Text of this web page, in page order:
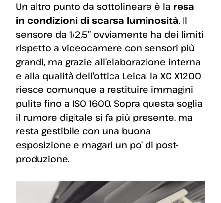
Un altro punto da sottolineare è la resa
in condizioni di scarsa luminosità. Il
sensore da 1/2.5” ovviamente ha dei limiti
rispetto a videocamere con sensori più
grandi, ma grazie all’elaborazione interna
e alla qualità dell’ottica Leica, la XC X1200
riesce comunque a restituire immagini
pulite fino a ISO 1600. Sopra questa soglia
il rumore digitale si fa più presente, ma
resta gestibile con una buona
esposizione e magari un po’ di post-
produzione.